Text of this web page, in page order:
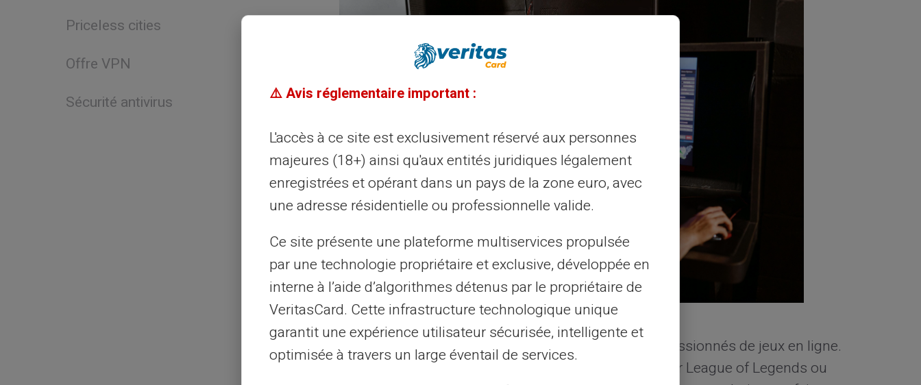
Priceless cities
Offre VPN
Sécurité antivirus
Neosurf est un wallet nouvelle génération pour les passionnés de jeux en ligne.
Envie d’acheter des biens virtuels pour vos parties sur League of Legends ou
⚠️ Avis réglementaire important :
L'accès à ce site est exclusivement réservé aux personnes
majeures (18+) ainsi qu'aux entités juridiques légalement
enregistrées et opérant dans un pays de la zone euro, avec
une adresse résidentielle ou professionnelle valide.
Ce site présente une plateforme multiservices propulsée
par une technologie propriétaire et exclusive, développée en
interne à l’aide d’algorithmes détenus par le propriétaire de
VeritasCard. Cette infrastructure technologique unique
garantit une expérience utilisateur sécurisée, intelligente et
optimisée à travers un large éventail de services.